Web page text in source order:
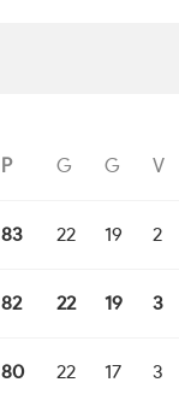
P G G V
83 22 19 2
82 22 19 3
80 22 17 3